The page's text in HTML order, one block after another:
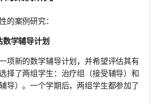
的案例研究：
学辅导计划
项新的数学辅导计划，并希望评估其有
择了两组学生：治疗组（接受辅导）和
导）。一个学期后，两组学生都参加了